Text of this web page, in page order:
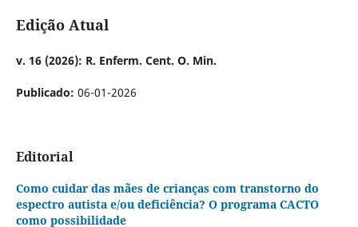
Edição Atual
v. 16 (2026): R. Enferm. Cent. O. Min.
Publicado: 06-01-2026
Editorial
Como cuidar das mães de crianças com transtorno do
espectro autista e/ou deficiência? O programa CACTO
como possibilidade